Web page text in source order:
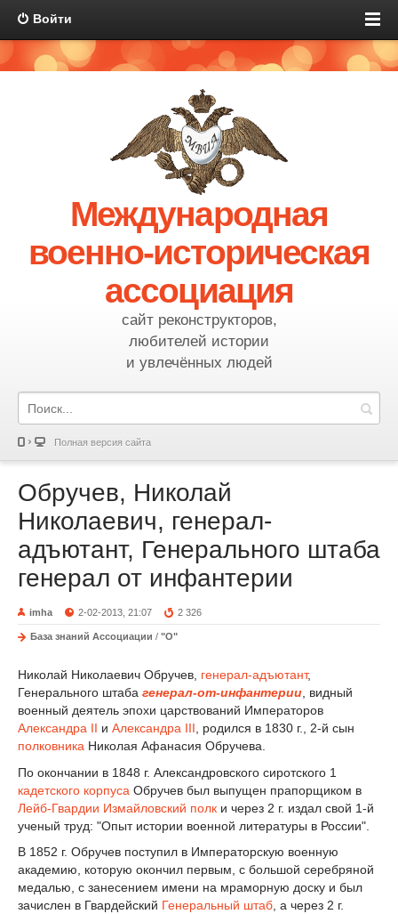
Войти
Международная
военно-историческая
ассоциация
сайт реконструкторов,
любителей истории
и увлечённых людей
Полная версия сайта
Обручев, Николай
Николаевич, генерал-
адъютант, Генерального штаба
генерал от инфантерии
imha 2-02-2013, 21:07 2 326
База знаний Ассоциации / "О"
Николай Николаевич Обручев, генерал-адъютант,
Генерального штаба генерал-от-инфантерии , видный
военный деятель эпохи царствований Императоров
Александра II и Александра III , родился в 1830 г., 2-й сын
полковника Николая Афанасия Обручева.
По окончании в 1848 г. Александровского сиротского 1
кадетского корпуса Обручев был выпущен прапорщиком в
Лейб-Гвардии Измайловский полк и через 2 г. издал свой 1-й
ученый труд: "Опыт истории военной литературы в России".
В 1852 г. Обручев поступил в Императорскую военную
академию, которую окончил первым, с большой серебряной
медалью, с занесением имени на мраморную доску и был
зачислен в Гвардейский Генеральный штаб, а через 2 г.